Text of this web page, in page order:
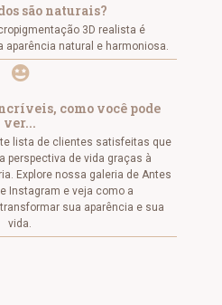
são naturais?
3D realista é
aparência natural e harmoniosa.
como você pode
ver...
lista de clientes satisfeitas que
perspectiva de vida graças à
Explore nossa galeria de Antes
Instagram e veja como a
sua aparência e sua
vida.